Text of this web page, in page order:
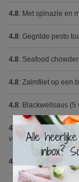
4.8: Met spinazie en
4.8: Gegrilde pesto
4.8: Seafood chowder
4.8: Zalmfilet op een
4.8: Blackwellsaus (5
4.7
votes)
4.7 Gestoofde kip